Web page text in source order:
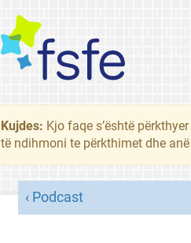
Kujdes: Kjo faqe s’është
të ndihmoni te përkthimet dhe
Podcast